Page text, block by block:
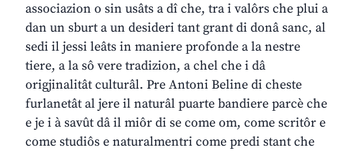
associazion o sin usâts a dî che, tra i valôrs che plui a
dan un sburt a un desideri tant grant di donâ sanc, al
sedi il jessi leâts in maniere profonde a la nestre
tiere, a la sô vere tradizion, a chel che i dâ
origjinalitât culturâl. Pre Antoni Beline di cheste
furlanetât al jere il naturâl puarte bandiere parcè che
e je i à savût dâ il miôr di se come om, come scritôr e
come studiôs e naturalmentri come predi stant che